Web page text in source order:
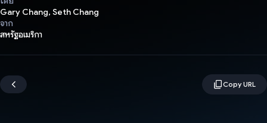
Gary Chang, Seth Chang
จาก
สหรัฐอเมริกา